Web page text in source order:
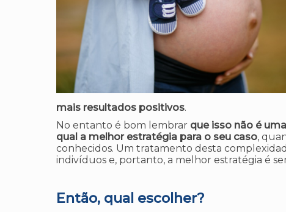
mais resultados positivos.
No entanto é bom lembrar que isso não é
qual a melhor estratégia para o seu caso,
conhecidos. Um tratamento desta
indivíduos e, portanto, a melhor estratégia é
Então, qual escolher?